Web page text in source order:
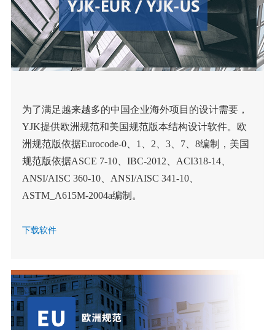
为了满足越来越多的中国企业海外项目的设计需要，
YJK提供欧洲规范和美国规范版本结构设计软件。欧
洲规范版依据Eurocode-0、1、2、3、7、8编制，美国
规范版依据ASCE 7-10、IBC-2012、ACI318-14、
ANSI/AISC 360-10、ANSI/AISC 341-10、
ASTM_A615M-2004a编制。
下载软件